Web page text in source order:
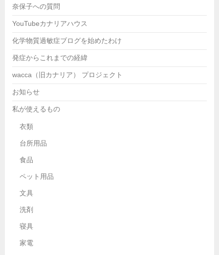
奈保子への質問
YouTubeカナリアハウス
化学物質過敏症ブログを始めたわけ
発症からこれまでの経緯
wacca（旧カナリア） プロジェクト
お知らせ
私が使えるもの
衣類
台所用品
食品
ペット用品
文具
洗剤
寝具
家電